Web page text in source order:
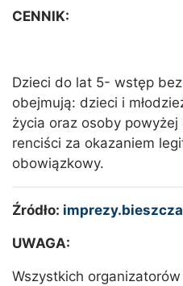
CENNIK:
Dzieci do lat 5- wstęp
obejmują: dzieci i
życia oraz osoby
renciści za okazaniem
obowiązkowy.
Źródło:
UWAGA:
Wszystkich